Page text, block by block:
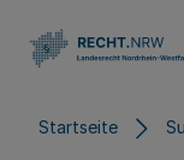
Startseite